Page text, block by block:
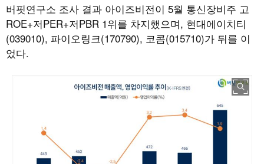
버핏연구소 조사 결과 아이즈비전이 5월 통신장비주 고
ROE+저PER+저PBR 1위를 차지했으며, 현대에이치티
(039010), 파이오링크(170790), 코콤(015710)가 뒤를 이
었다.